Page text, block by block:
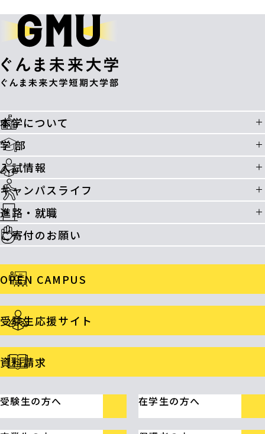
本学について
学 部
入試情報
キャンパスライフ
進路・就職
ご寄付のお願い
OPEN CAMPUS
受験生応援サイト
資料請求
受験生の方へ 在学生の方へ